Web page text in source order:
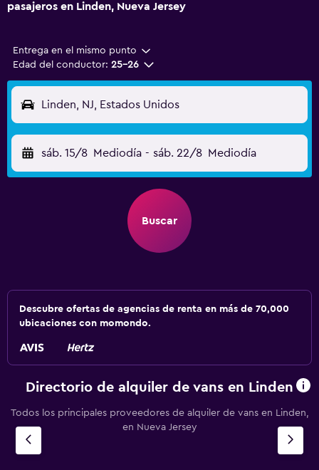
pasajeros en Linden, Nueva Jersey
Entrega en el mismo punto
Edad del conductor: 25-26
Linden, NJ, Estados Unidos
sáb. 15/8 Mediodía - sáb. 22/8 Mediodía
Buscar
Descubre ofertas de agencias de renta en más de 70,000
ubicaciones con momondo.
Directorio de alquiler de vans en Linden
Todos los principales proveedores de alquiler de vans en Linden,
en Nueva Jersey